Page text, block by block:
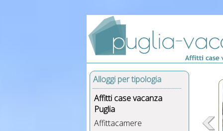
Alloggi per tipologia
Affitti case vacanza
Puglia
Affittacamere